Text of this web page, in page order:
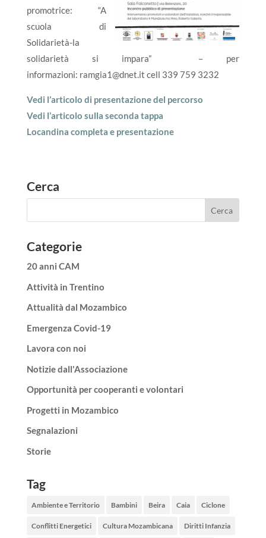
promotrice: “A
scuola di
Solidarietà-la
solidarietà si impara” – per
informazioni: ramgia1@dnet.it cell 339 759 3232
Vedi l’articolo di presentazione del percorso
Vedi l’articolo sulla seconda tappa
Locandina completa e presentazione
Cerca
Categorie
20 anni CAM
Attività in Trentino
Attualità dal Mozambico
Emergenza Covid-19
Lavora con noi
Notizie dall'Associazione
Opportunità per cooperanti e volontari
Progetti in Mozambico
Segnalazioni
Storie
Tag
Ambiente e Territorio Bambini Beira Caia Ciclone
Conflitti Energetici Cultura Mozambicana Diritti Infanzia